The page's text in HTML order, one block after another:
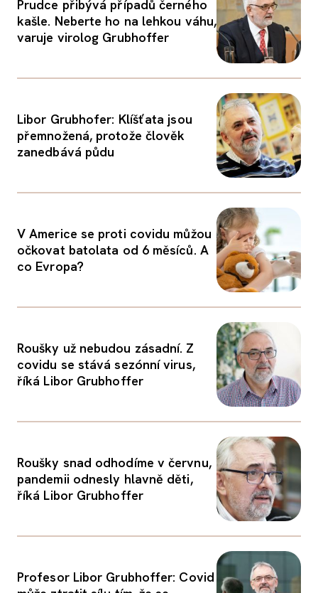
Prudce přibývá případů černého
kašle. Neberte ho na lehkou váhu,
varuje virolog Grubhoffer
Libor Grubhofer: Klíšťata jsou
přemnožená, protože člověk
zanedbává půdu
V Americe se proti covidu můžou
očkovat batolata od 6 měsíců. A
co Evropa?
Roušky už nebudou zásadní. Z
covidu se stává sezónní virus,
říká Libor Grubhoffer
Roušky snad odhodíme v červnu,
pandemii odnesly hlavně děti,
říká Libor Grubhoffer
Profesor Libor Grubhoffer: Covid